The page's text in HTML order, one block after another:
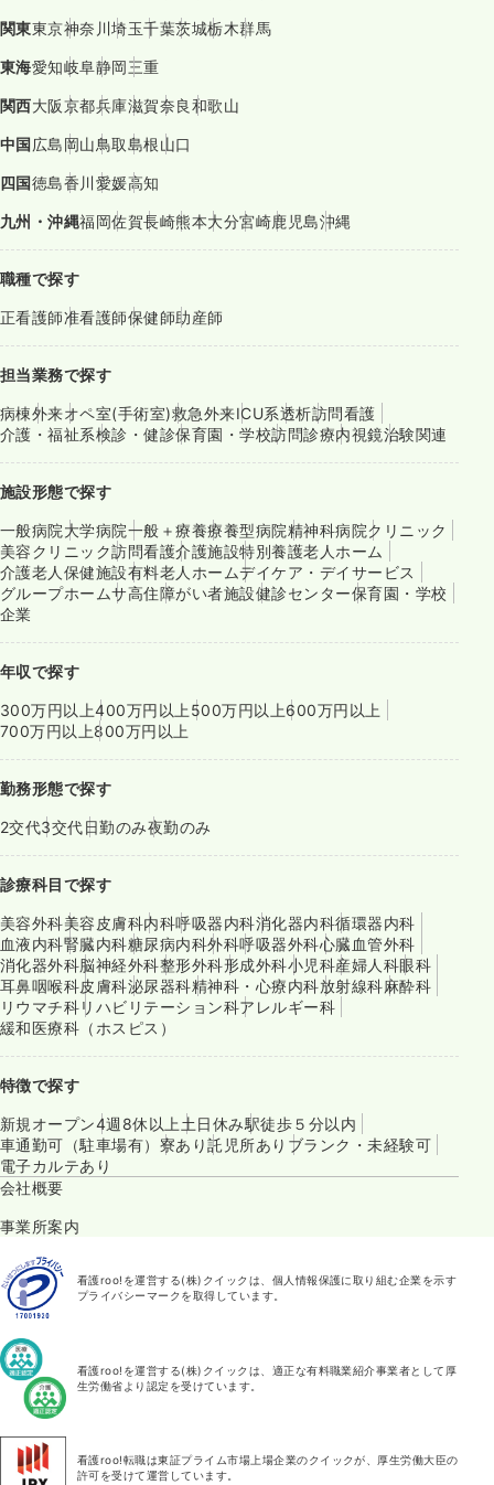
関東東京神奈川埼玉千葉茨城栃木群馬
東海愛知岐阜静岡三重
関西大阪京都兵庫滋賀奈良和歌山
中国広島岡山鳥取島根山口
四国徳島香川愛媛高知
九州・沖縄福岡佐賀長崎熊本大分宮崎鹿児島沖縄
職種で探す
正看護師准看護師保健師助産師
担当業務で探す
病棟外来オペ室(手術室)救急外来ICU系透析訪問看護
介護・福祉系検診・健診保育園・学校訪問診療内視鏡治験関連
施設形態で探す
一般病院大学病院一般＋療養療養型病院精神科病院クリニック
美容クリニック訪問看護介護施設特別養護老人ホーム
介護老人保健施設有料老人ホームデイケア・デイサービス
グループホームサ高住障がい者施設健診センター保育園・学校
企業
年収で探す
300万円以上400万円以上 500万円以上600万円以上
700万円以上800万円以上
勤務形態で探す
2交代3交代日勤のみ夜勤のみ
診療科目で探す
美容外科美容皮膚科内科呼吸器内科消化器内科循環器内科
血液内科腎臓内科糖尿病内科外科呼吸器外科心臓血管外科
消化器外科脳神経外科整形外科形成外科小児科産婦人科眼科
耳鼻咽喉科皮膚科泌尿器科精神科・心療内科放射線科麻酔科
リウマチ科リハビリテーション科アレルギー科
緩和医療科（ホスピス）
特徴で探す
新規オープン4週8休以上 土日休み駅徒歩５分以内
車通勤可（駐車場有） 寮あり託児所あり ブランク・未経験可
電子カルテあり
会社概要
事業所案内
看護roo!を運営する(株)クイックは、個人情報保護に取り組む企業を示す
プライバシーマークを取得しています。
看護roo!を運営する(株)クイックは、適正な有料職業紹介事業者として厚
生労働省より認定を受けています。
看護roo!転職は東証プライム市場上場企業のクイックが、厚生労働大臣の
許可を受けて運営しています。